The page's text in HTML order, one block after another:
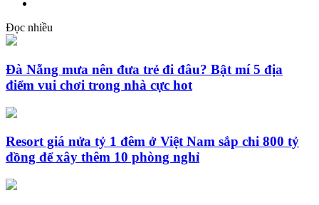
Đọc nhiều
Đà Nẵng mưa nên đưa trẻ đi đâu? Bật mí 5 địa
điểm vui chơi trong nhà cực hot
Resort giá nửa tỷ 1 đêm ở Việt Nam sắp chi 800 tỷ
đồng để xây thêm 10 phòng nghỉ